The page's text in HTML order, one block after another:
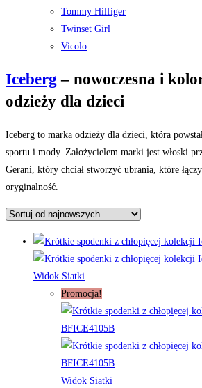
Tommy Hilfiger
Twinset Girl
Vicolo
Iceberg – nowoczesna i
odzieży dla dzieci
Iceberg to marka odzieży dla dzieci, która
sportu i mody. Założycielem marki jest włoski
Gerani, który chciał stworzyć ubrania, które
oryginalność.
Widok Siatki
Promocja!
Widok Siatki